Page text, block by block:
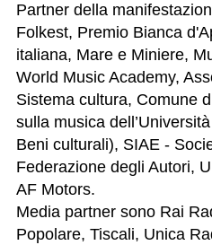
Partner della
Folkest, Premio Bianca
italiana, Mare e Miniere,
World Music Academy,
Sistema cultura, Comune
sulla musica
Beni culturali), SIAE -
Federazione degli Autori,
AF Motors.
Media partner sono Rai
Popolare, Tiscali, Unica